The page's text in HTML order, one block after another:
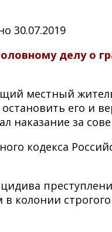
30.07.2019
делу о
местный
его
наказание за
кодекса
колонии